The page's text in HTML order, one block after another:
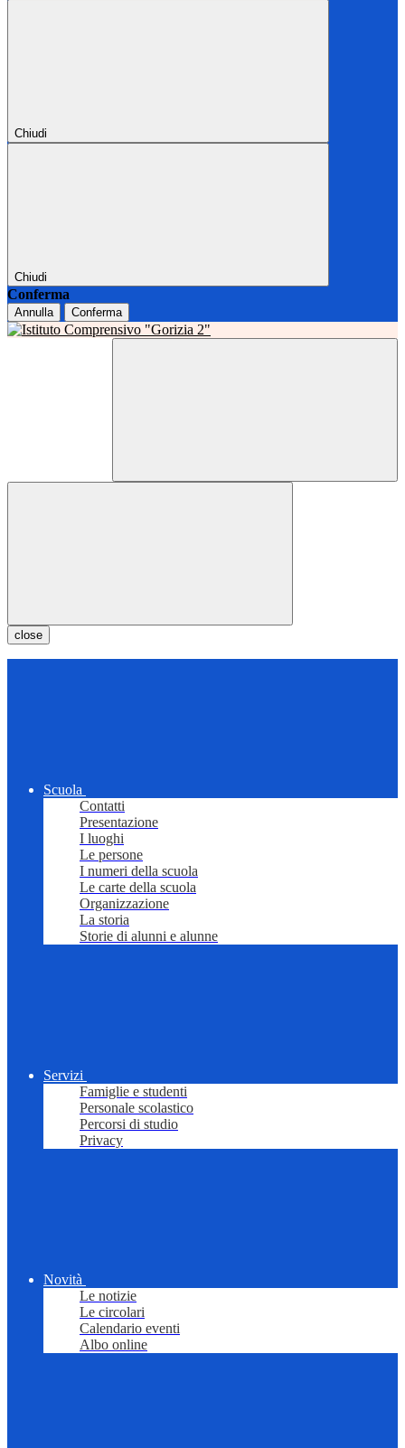
Chiudi
Chiudi
Conferma
Annulla Conferma
close
Scuola
Contatti
Presentazione
I luoghi
Le persone
I numeri della scuola
Le carte della scuola
Organizzazione
La storia
Storie di alunni e alunne
Servizi
Famiglie e studenti
Personale scolastico
Percorsi di studio
Privacy
Novità
Le notizie
Le circolari
Calendario eventi
Albo online